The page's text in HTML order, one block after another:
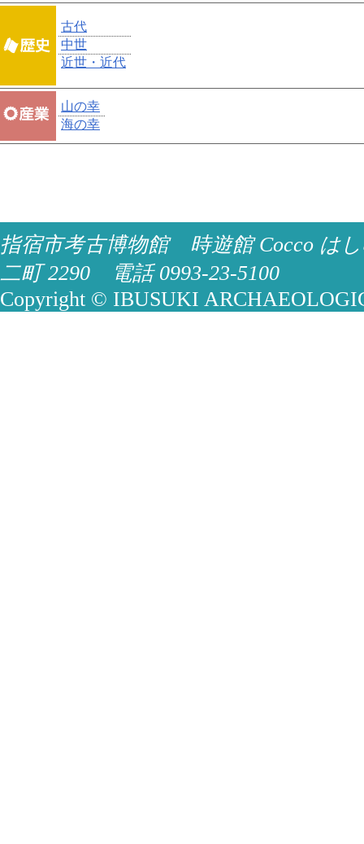
古代
中世
近世・近代
山の幸
海の幸
指宿市考古博物館 時遊館 Cocco は
二町 2290 電話 0993-23-5100
Copyright © IBUSUKI